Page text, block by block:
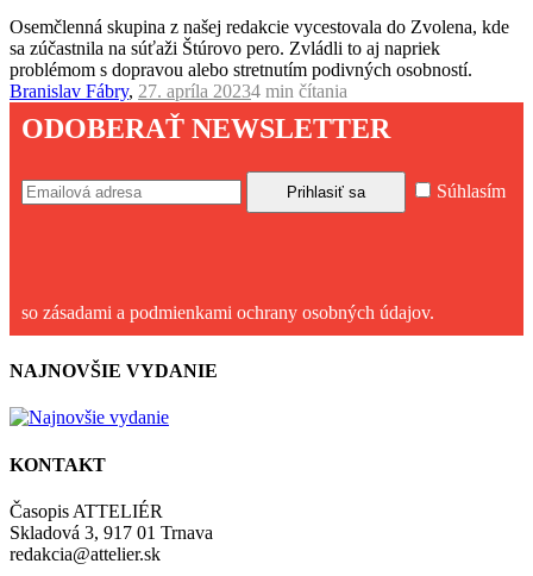
Osemčlenná skupina z našej redakcie vycestovala do Zvolena, kde
sa zúčastnila na súťaži Štúrovo pero. Zvládli to aj napriek
problémom s dopravou alebo stretnutím podivných osobností.
Branislav Fábry, 27. apríla 20234 min čítania
ODOBERAŤ NEWSLETTER
Súhlasím
so zásadami a podmienkami ochrany osobných údajov.
NAJNOVŠIE VYDANIE
KONTAKT
Časopis ATTELIÉR
Skladová 3, 917 01 Trnava
redakcia@attelier.sk